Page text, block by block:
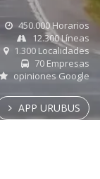
450.000 Horarios
12.300 Líneas
1.300 Localidades
70 Empresas
opiniones Google
APP URUBUS